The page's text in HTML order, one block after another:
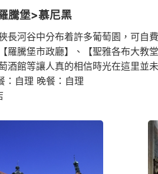
騰堡>慕尼黑
長河谷中分布着許多葡萄園，可自
騰堡市政廳】、【聖雅各布大教
酒館等讓人真的相信時光在這里並
自理 晚餐：自理